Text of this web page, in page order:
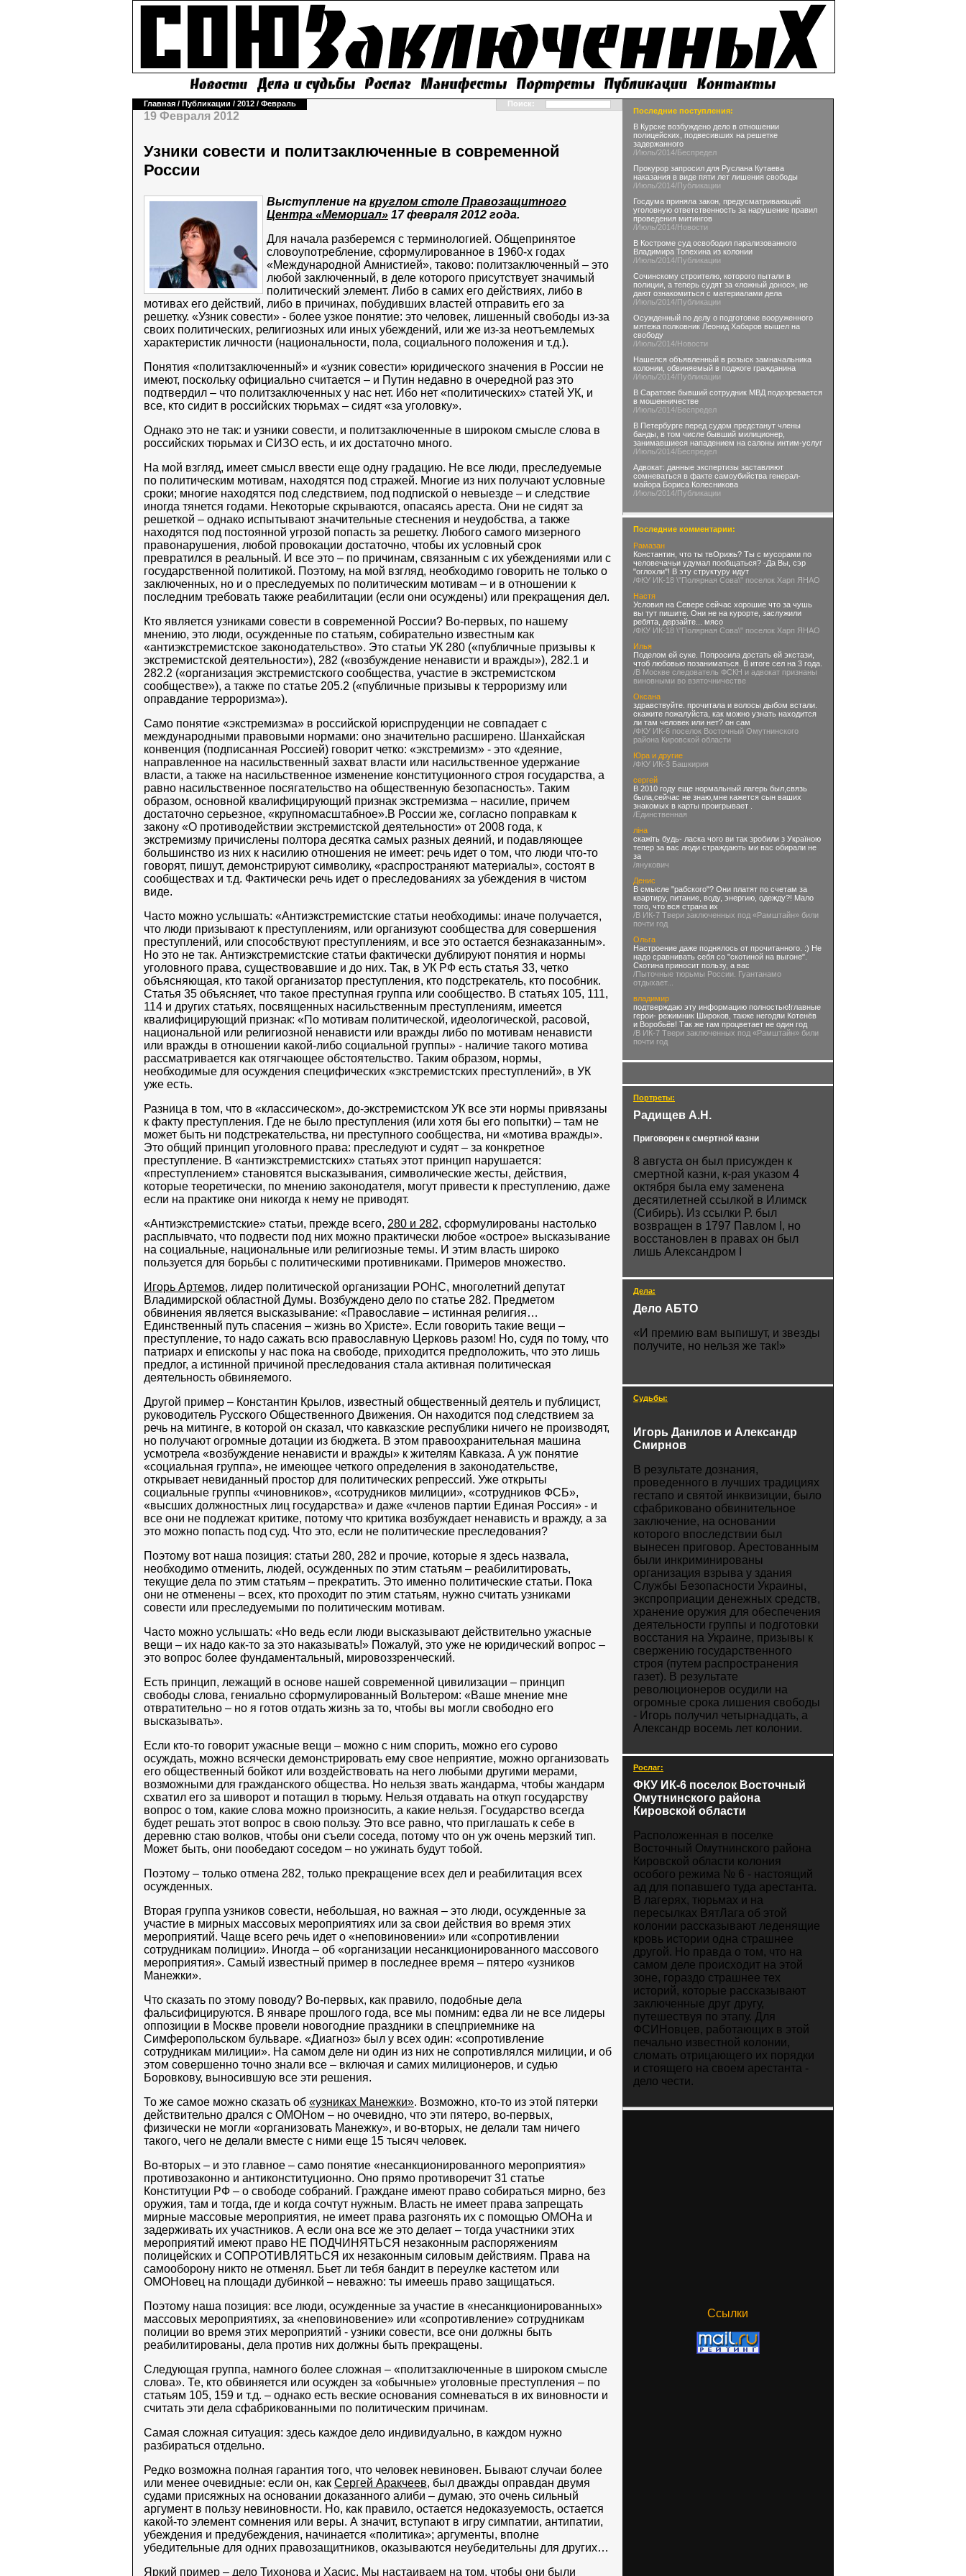
Главная / Публикации / 2012 / Февраль Поиск:
19 Февраля 2012
Узники совести и политзаключенные в современной
России
Выступление на круглом столе Правозащитного
Центра «Мемориал» 17 февраля 2012 года.
Для начала разберемся с терминологией. Общепринятое
словоупотребление, сформулированное в 1960-х годах
«Международной Амнистией», таково: политзаключенный – это
любой заключенный, в деле которого присутствует значимый
политический элемент. Либо в самих его действиях, либо в
мотивах его действий, либо в причинах, побудивших властей отправить его за
решетку. «Узник совести» - более узкое понятие: это человек, лишенный свободы из-за
своих политических, религиозных или иных убеждений, или же из-за неотъемлемых
характеристик личности (национальности, пола, социального положения и т.д.).
Понятия «политзаключенный» и «узник совести» юридического значения в России не
имеют, поскольку официально считается – и Путин недавно в очередной раз это
подтвердил – что политзаключенных у нас нет. Ибо нет «политических» статей УК, и
все, кто сидит в российских тюрьмах – сидят «за уголовку».
Однако это не так: и узники совести, и политзаключенные в широком смысле слова в
российских тюрьмах и СИЗО есть, и их достаточно много.
На мой взгляд, имеет смысл ввести еще одну градацию. Не все люди, преследуемые
по политическим мотивам, находятся под стражей. Многие из них получают условные
сроки; многие находятся под следствием, под подпиской о невыезде – и следствие
иногда тянется годами. Некоторые скрываются, опасаясь ареста. Они не сидят за
решеткой – однако испытывают значительные стеснения и неудобства, а также
находятся под постоянной угрозой попасть за решетку. Любого самого мизерного
правонарушения, любой провокации достаточно, чтобы их условный срок
превратился в реальный. И все это – по причинам, связанным с их убеждениями или с
государственной политикой. Поэтому, на мой взгляд, необходимо говорить не только о
заключенных, но и о преследуемых по политическим мотивам – и в отношении к
последним требовать также реабилитации (если они осуждены) или прекращения дел.
Кто является узниками совести в современной России? Во-первых, по нашему
мнению, это люди, осужденные по статьям, собирательно известным как
«антиэкстремистское законодательство». Это статьи УК 280 («публичные призывы к
экстремистской деятельности»), 282 («возбуждение ненависти и вражды»), 282.1 и
282.2 («организация экстремистского сообщества, участие в экстремистском
сообществе»), а также по статье 205.2 («публичные призывы к терроризму или
оправдание терроризма»).
Само понятие «экстремизма» в российской юриспруденции не совпадает с
международными правовыми нормами: оно значительно расширено. Шанхайская
конвенция (подписанная Россией) говорит четко: «экстремизм» - это «деяние,
направленное на насильственный захват власти или насильственное удержание
власти, а также на насильственное изменение конституционного строя государства, а
равно насильственное посягательство на общественную безопасность». Таким
образом, основной квалифицирующий признак экстремизма – насилие, причем
достаточно серьезное, «крупномасштабное».В России же, согласно поправкам к
закону «О противодействии экстремистской деятельности» от 2008 года, к
экстремизму причислены полтора десятка самых разных деяний, и подавляющее
большинство из них к насилию отношения не имеет: речь идет о том, что люди что-то
говорят, пишут, демонстрируют символику, «распространяют материалы», состоят в
сообществах и т.д. Фактически речь идет о преследованиях за убеждения в чистом
виде.
Часто можно услышать: «Антиэкстремистские статьи необходимы: иначе получается,
что люди призывают к преступлениям, или организуют сообщества для совершения
преступлений, или способствуют преступлениям, и все это остается безнаказанным».
Но это не так. Антиэкстремистские статьи фактически дублируют понятия и нормы
уголовного права, существовавшие и до них. Так, в УК РФ есть статья 33, четко
объясняющая, кто такой организатор преступления, кто подстрекатель, кто пособник.
Статья 35 объясняет, что такое преступная группа или сообщество. В статьях 105, 111,
114 и других статьях, посвященных насильственным преступлениям, имеется
квалифицирующий признак: «По мотивам политической, идеологической, расовой,
национальной или религиозной ненависти или вражды либо по мотивам ненависти
или вражды в отношении какой-либо социальной группы» - наличие такого мотива
рассматривается как отягчающее обстоятельство. Таким образом, нормы,
необходимые для осуждения специфических «экстремистских преступлений», в УК
уже есть.
Разница в том, что в «классическом», до-экстремистском УК все эти нормы привязаны
к факту преступления. Где не было преступления (или хотя бы его попытки) – там не
может быть ни подстрекательства, ни преступного сообщества, ни «мотива вражды».
Это общий принцип уголовного права: преследуют и судят – за конкретное
преступление. В «антиэкстремистских» статьях этот принцип нарушается:
«преступлением» становятся высказывания, символические жесты, действия,
которые теоретически, по мнению законодателя, могут привести к преступлению, даже
если на практике они никогда к нему не приводят.
«Антиэкстремистские» статьи, прежде всего, 280 и 282, сформулированы настолько
расплывчато, что подвести под них можно практически любое «острое» высказывание
на социальные, национальные или религиозные темы. И этим власть широко
пользуется для борьбы с политическими противниками. Примеров множество.
Игорь Артемов, лидер политической организации РОНС, многолетний депутат
Владимирской областной Думы. Возбуждено дело по статье 282. Предметом
обвинения является высказывание: «Православие – истинная религия…
Единственный путь спасения – жизнь во Христе». Если говорить такие вещи –
преступление, то надо сажать всю православную Церковь разом! Но, судя по тому, что
патриарх и епископы у нас пока на свободе, приходится предположить, что это лишь
предлог, а истинной причиной преследования стала активная политическая
деятельность обвиняемого.
Другой пример – Константин Крылов, известный общественный деятель и публицист,
руководитель Русского Общественного Движения. Он находится под следствием за
речь на митинге, в которой он сказал, что кавказские республики ничего не производят,
но получают огромные дотации из бюджета. В этом правоохранительная машина
усмотрела «возбуждение ненависти и вражды» к жителям Кавказа. А уж понятие
«социальная группа», не имеющее четкого определения в законодательстве,
открывает невиданный простор для политических репрессий. Уже открыты
социальные группы «чиновников», «сотрудников милиции», «сотрудников ФСБ»,
«высших должностных лиц государства» и даже «членов партии Единая Россия» - и
все они не подлежат критике, потому что критика возбуждает ненависть и вражду, а за
это можно попасть под суд. Что это, если не политические преследования?
Поэтому вот наша позиция: статьи 280, 282 и прочие, которые я здесь назвала,
необходимо отменить, людей, осужденных по этим статьям – реабилитировать,
текущие дела по этим статьям – прекратить. Это именно политические статьи. Пока
они не отменены – всех, кто проходит по этим статьям, нужно считать узниками
совести или преследуемыми по политическим мотивам.
Часто можно услышать: «Но ведь если люди высказывают действительно ужасные
вещи – их надо как-то за это наказывать!» Пожалуй, это уже не юридический вопрос –
это вопрос более фундаментальный, мировоззренческий.
Есть принцип, лежащий в основе нашей современной цивилизации – принцип
свободы слова, гениально сформулированный Вольтером: «Ваше мнение мне
отвратительно – но я готов отдать жизнь за то, чтобы вы могли свободно его
высказывать».
Если кто-то говорит ужасные вещи – можно с ним спорить, можно его сурово
осуждать, можно всячески демонстрировать ему свое неприятие, можно организовать
его общественный бойкот или воздействовать на него любыми другими мерами,
возможными для гражданского общества. Но нельзя звать жандарма, чтобы жандарм
схватил его за шиворот и потащил в тюрьму. Нельзя отдавать на откуп государству
вопрос о том, какие слова можно произносить, а какие нельзя. Государство всегда
будет решать этот вопрос в свою пользу. Это все равно, что приглашать к себе в
деревню стаю волков, чтобы они съели соседа, потому что он уж очень мерзкий тип.
Может быть, они пообедают соседом – но ужинать будут тобой.
Поэтому – только отмена 282, только прекращение всех дел и реабилитация всех
осужденных.
Вторая группа узников совести, небольшая, но важная – это люди, осужденные за
участие в мирных массовых мероприятиях или за свои действия во время этих
мероприятий. Чаще всего речь идет о «неповиновении» или «сопротивлении
сотрудникам полиции». Иногда – об «организации несанкционированного массового
мероприятия». Самый известный пример в последнее время – пятеро «узников
Манежки».
Что сказать по этому поводу? Во-первых, как правило, подобные дела
фальсифицируются. В январе прошлого года, все мы помним: едва ли не все лидеры
оппозиции в Москве провели новогодние праздники в спецприемнике на
Симферопольском бульваре. «Диагноз» был у всех один: «сопротивление
сотрудникам милиции». На самом деле ни один из них не сопротивлялся милиции, и об
этом совершенно точно знали все – включая и самих милиционеров, и судью
Боровкову, выносившую все эти решения.
То же самое можно сказать об «узниках Манежки». Возможно, кто-то из этой пятерки
действительно дрался с ОМОНом – но очевидно, что эти пятеро, во-первых,
физически не могли «организовать Манежку», и во-вторых, не делали там ничего
такого, чего не делали вместе с ними еще 15 тысяч человек.
Во-вторых – и это главное – само понятие «несанкционированного мероприятия»
противозаконно и антиконституционно. Оно прямо противоречит 31 статье
Конституции РФ – о свободе собраний. Граждане имеют право собираться мирно, без
оружия, там и тогда, где и когда сочтут нужным. Власть не имеет права запрещать
мирные массовые мероприятия, не имеет права разгонять их с помощью ОМОНа и
задерживать их участников. А если она все же это делает – тогда участники этих
мероприятий имеют право НЕ ПОДЧИНЯТЬСЯ незаконным распоряжениям
полицейских и СОПРОТИВЛЯТЬСЯ их незаконным силовым действиям. Права на
самооборону никто не отменял. Бьет ли тебя бандит в переулке кастетом или
ОМОНовец на площади дубинкой – неважно: ты имеешь право защищаться.
Поэтому наша позиция: все люди, осужденные за участие в «несанкционированных»
массовых мероприятиях, за «неповиновение» или «сопротивление» сотрудникам
полиции во время этих мероприятий - узники совести, все они должны быть
реабилитированы, дела против них должны быть прекращены.
Следующая группа, намного более сложная – «политзаключенные в широком смысле
слова». Те, кто обвиняется или осужден за «обычные» уголовные преступления – по
статьям 105, 159 и т.д. – однако есть веские основания сомневаться в их виновности и
считать эти дела сфабрикованными по политическим причинам.
Самая сложная ситуация: здесь каждое дело индивидуально, в каждом нужно
разбираться отдельно.
Редко возможна полная гарантия того, что человек невиновен. Бывают случаи более
или менее очевидные: если он, как Сергей Аракчеев, был дважды оправдан двумя
судами присяжных на основании доказанного алиби – думаю, это очень сильный
аргумент в пользу невиновности. Но, как правило, остается недоказуемость, остается
какой-то элемент сомнения или веры. А значит, вступают в игру симпатии, антипатии,
убеждения и предубеждения, начинается «политика»; аргументы, вполне
убедительные для одних правозащитников, оказываются неубедительны для других…
Яркий пример – дело Тихонова и Хасис. Мы настаиваем на том, чтобы они были
Последние поступления:
В Курске возбуждено дело в отношении
полицейских, подвесивших на решетке
задержанного
/Июль/2014/Беспредел
Прокурор запросил для Руслана Кутаева
наказания в виде пяти лет лишения свободы
/Июль/2014/Публикации
Госдума приняла закон, предусматривающий
уголовную ответственность за нарушение правил
проведения митингов
/Июль/2014/Новости
В Костроме суд освободил парализованного
Владимира Топехина из колонии
/Июль/2014/Публикации
Сочинскому строителю, которого пытали в
полиции, а теперь судят за «ложный донос», не
дают ознакомиться с материалами дела
/Июль/2014/Публикации
Осужденный по делу о подготовке вооруженного
мятежа полковник Леонид Хабаров вышел на
свободу
/Июль/2014/Новости
Нашелся объявленный в розыск замначальника
колонии, обвиняемый в поджоге гражданина
/Июль/2014/Публикации
В Саратове бывший сотрудник МВД подозревается
в мошенничестве
/Июль/2014/Беспредел
В Петербурге перед судом предстанут члены
банды, в том числе бывший милиционер,
занимавшиеся нападением на салоны интим-услуг
/Июль/2014/Беспредел
Адвокат: данные экспертизы заставляют
сомневаться в факте самоубийства генерал-
майора Бориса Колесникова
/Июль/2014/Публикации
Последние комментарии:
Рамазан
Константин, что ты твОрижь? Ты с мусорами по
человечачьи удумал пообщаться? -Да Вы, сэр
"оглохли"! В эту структуру идут
/ФКУ ИК-18 \"Полярная Сова\" поселок Харп ЯНАО
Настя
Условия на Севере сейчас хорошие что за чушь
вы тут пишите. Они не на курорте, заслужили
ребята, дерзайте... мясо
/ФКУ ИК-18 \"Полярная Сова\" поселок Харп ЯНАО
Илья
Поделом ей суке. Попросила достать ей экстази,
чтоб любовью позаниматься. В итоге сел на 3 года.
/В Москве следователь ФСКН и адвокат признаны
виновными во взяточничестве
Оксана
здравствуйте. прочитала и волосы дыбом встали.
скажите пожалуйста, как можно узнать находится
ли там человек или нет? он сам
/ФКУ ИК-6 поселок Восточный Омутнинского
района Кировской области
Юра и другие
/ФКУ ИК-3 Башкирия
сергей
В 2010 году еще нормальный лагерь был,связь
была,сейчас не знаю,мне кажется сын ваших
знакомых в карты проигрывает .
/Единственная
ліна
скажіть будь- ласка чого ви так зробили з Україною
тепер за вас люди страждають ми вас обирали не
за
/янукович
Денис
В смысле "рабского"? Они платят по счетам за
квартиру, питание, воду, энергию, одежду?! Мало
того, что вся страна их
/В ИК-7 Твери заключенных под «Рамштайн» били
почти год
Ольга
Настроение даже поднялось от прочитанного. :) Не
надо сравнивать себя со "скотиной на выгоне".
Скотина приносит пользу, а вас
/Пыточные тюрьмы России. Гуантанамо
отдыхает...
владимир
подтверждаю эту информацию полностью!главные
герои- режимник Широков, также негодяи Котенёв
и Воробьёв! Так же там процветает не один год
/В ИК-7 Твери заключенных под «Рамштайн» били
почти год
Портреты:
Радищев А.Н.
Приговорен к смертной казни
8 августа он был присужден к
смертной казни, к-рая указом 4
октября была ему заменена
десятилетней ссылкой в Илимск
(Сибирь). Из ссылки Р. был
возвращен в 1797 Павлом I, но
восстановлен в правах он был
лишь Александром I
Дела:
Дело АБТО
«И премию вам выпишут, и звезды
получите, но нельзя же так!»
Судьбы:
Игорь Данилов и Александр
Смирнов
В результате дознания,
проведенного в лучших традициях
гестапо и святой инквизиции, было
сфабриковано обвинительное
заключение, на основании
которого впоследствии был
вынесен приговор. Арестованным
были инкриминированы
организация взрыва у здания
Службы Безопасности Украины,
экспроприации денежных средств,
хранение оружия для обеспечения
деятельности группы и подготовки
восстания на Украине, призывы к
свержению государственного
строя (путем распространения
газет). В результате
революционеров осудили на
огромные срока лишения свободы
- Игорь получил четырнадцать, а
Александр восемь лет колонии.
Рослаг:
ФКУ ИК-6 поселок Восточный
Омутнинского района
Кировской области
Расположенная в поселке
Восточный Омутнинского района
Кировской области колония
особого режима № 6 - настоящий
ад для попавшего туда арестанта.
В лагерях, тюрьмах и на
пересылках ВятЛага об этой
колонии рассказывают леденящие
кровь истории одна страшнее
другой. Но правда о том, что на
самом деле происходит на этой
зоне, гораздо страшнее тех
историй, которые рассказывают
заключенные друг другу,
путешествуя по этапу. Для
ФСИНовцев, работающих в этой
печально известной колонии,
сломать отрицающего их порядки
и стоящего на своем арестанта -
дело чести.
Ссылки